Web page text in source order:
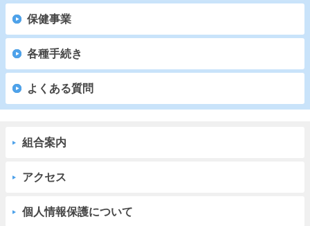
保健事業
各種手続き
よくある質問
組合案内
アクセス
個人情報保護について